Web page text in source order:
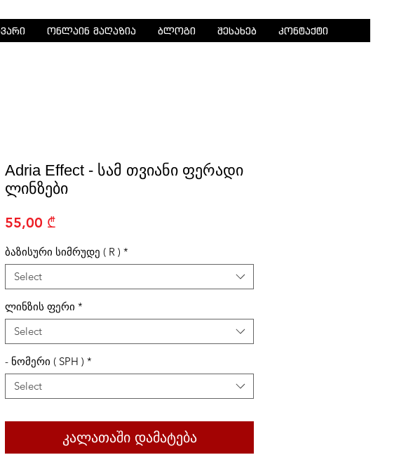
ონლაინ მაღაზია ბლოგი შესახებ კონტაქტი
Log In
Adria Effect - სამ თვიანი ფერადი
ლინზები
55,00 ₾Price
ბაზისური სიმრუდე ( R ) *
Select
ლინზის ფერი *
Select
- ნომერი ( SPH ) *
Select
კალათაში დამატება